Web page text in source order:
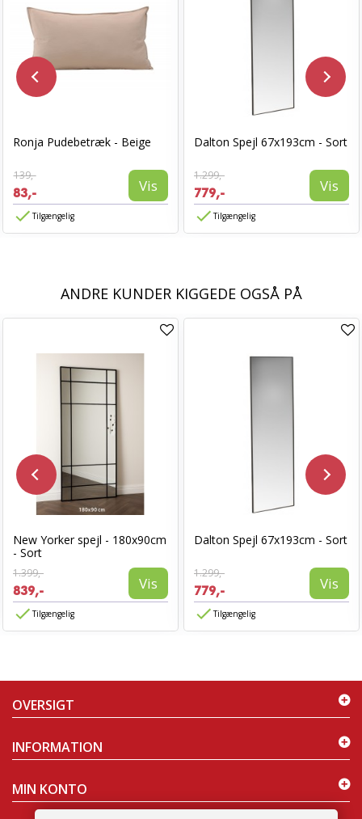
Ronja Pudebetræk - Beige
139,-
83,- Vis
Tilgængelig
Dalton Spejl 67x193cm - Sort
1.299,-
779,- Vis
Tilgængelig
ANDRE KUNDER KIGGEDE OGSÅ PÅ
New Yorker spejl - 180x90cm
- Sort
1.399,-
839,- Vis
Tilgængelig
Dalton Spejl 67x193cm - Sort
1.299,-
779,- Vis
Tilgængelig
OVERSIGT
INFORMATION
MIN KONTO